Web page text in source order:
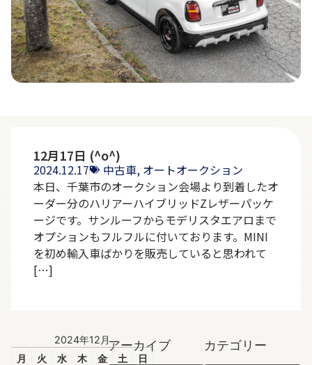
12月17日 (^o^)
2024.12.17 中古車, オートオークション
本日、千葉市のオークション会場より到着したオ
ーダー分のハリアーハイブリッドZレザーパッケ
ージです。サンルーフからモデリスタエアロまで
オプションもフルフルに付いております。MINI
を初め輸入車ばかりを販売していると思われて
[…]
2024年12月
月
火 水 木 金 土
日
アーカイブ カテゴリー